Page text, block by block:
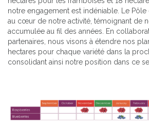
notre engagement est indéniable. Le Pôle
au cœur de notre activité, témoignant de
accumulée au fil des années. En
partenaires, nous visons à étendre nos
hectares pour chaque variété dans la
consolidant ainsi notre position dans ce